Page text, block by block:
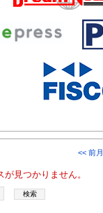
<< 前月
見つかりません。